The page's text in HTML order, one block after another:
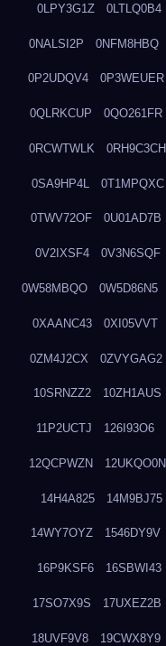
0LPY3G1Z 0LTLQ0B4
0NALSI2P 0NFM8HBQ
0P2UDQV4 0P3WEUER
0QLRKCUP 0QO261FR
0RCWTWLK 0RH9C3CH
0SA9HP4L 0T1MPQXC
0TWV72OF 0U01AD7B
0V2IXSF4 0V3N6SQF
0W58MBQO 0W5D86N5
0XAANC43 0XI05VVT
0ZM4J2CX 0ZVYGAG2
10SRNZZ2 10ZH1AUS
11P2UCTJ 126I93O6
12QCPWZN 12UKQO0N
14H4A825 14M9BJ75
14WY7OYZ 1546DY9V
16P9KSF6 16SBWI43
17SO7X9S 17UXEZ2B
18UVF9V8 19CWX8Y9